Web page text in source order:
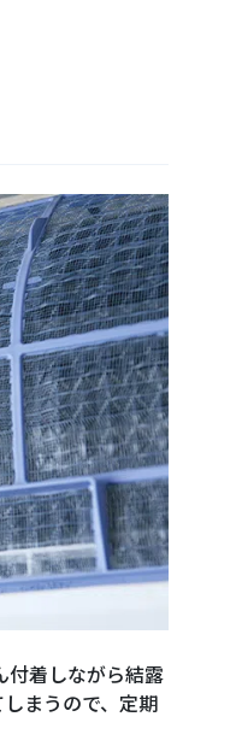
付着しながら結露
まうので、定期